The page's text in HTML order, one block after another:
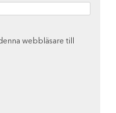
webbläsare till